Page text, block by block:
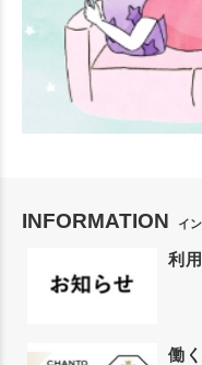
INFORMATION イ
利
働